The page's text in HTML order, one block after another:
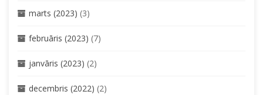
marts (2023) (3)
februāris (2023) (7)
janvāris (2023) (2)
decembris (2022) (2)